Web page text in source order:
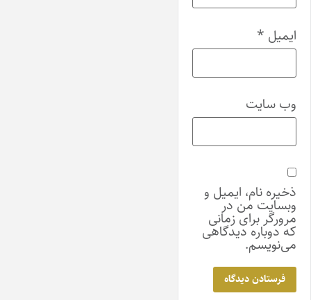
ایمیل *
وب‌ سایت
ذخیره نام، ایمیل و
وبسایت من در
مرورگر برای زمانی
که دوباره دیدگاهی
می‌نویسم.